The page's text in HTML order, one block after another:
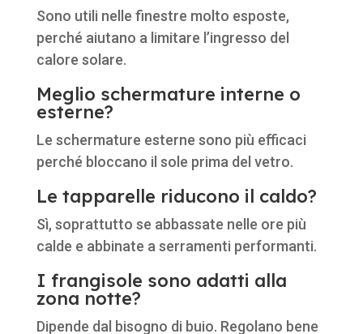
Sono utili nelle finestre molto esposte,
perché aiutano a limitare l’ingresso del
calore solare.
Meglio schermature interne o
esterne?
Le schermature esterne sono più efficaci
perché bloccano il sole prima del vetro.
Le tapparelle riducono il caldo?
Sì, soprattutto se abbassate nelle ore più
calde e abbinate a serramenti performanti.
I frangisole sono adatti alla
zona notte?
Dipende dal bisogno di buio. Regolano bene